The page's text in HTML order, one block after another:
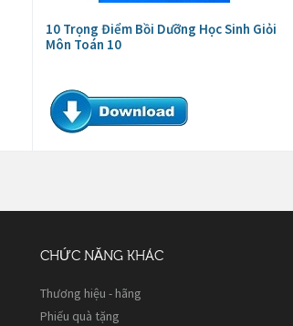
10 Trọng Điểm Bồi Dưỡng Học Sinh Giỏi
Môn Toán 10
CHỨC NĂNG KHÁC
Thương hiệu - hãng
Phiếu quà tặng